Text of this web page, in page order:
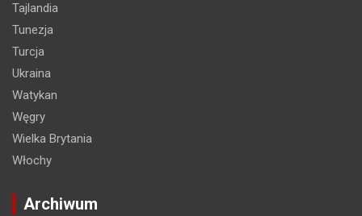
Tajlandia
Tunezja
Turcja
Ukraina
Watykan
Węgry
Wielka Brytania
Włochy
Archiwum